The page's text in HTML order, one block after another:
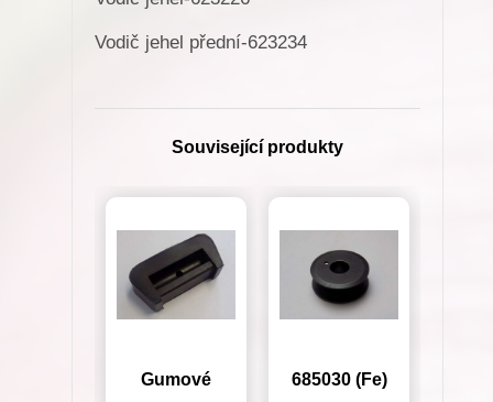
Vodič jehel přední-623234
Související produkty
Gumové
685030 (Fe)